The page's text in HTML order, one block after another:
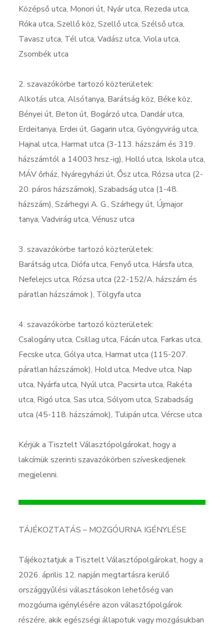
Középső utca, Monori út, Nyár utca, Rezeda utca,
Róka utca, Szellő köz, Szellő utca, Szélső utca,
Tavasz utca, Tél utca, Vadász utca, Viola utca,
Zsombék utca
2. szavazókörbe tartozó közterületek:
Alkotás utca, Alsótanya, Barátság köz, Béke köz,
Bényei út, Beton út, Bogárzó utca, Dandár utca,
Erdeitanya, Erdei út, Gagarin utca, Gyöngyvirág utca,
Hajnal utca, Harmat utca (3-113. házszám és 319.
házszámtól a 14003 hrsz.-ig), Holló utca, Iskola utca,
MÁV őrház, Nyáregyházi út, Ősz utca, Rózsa utca (2-
20. páros házszámok), Szabadság utca (1-48.
házszám), Szárhegyi A. G., Szárhegy út, Újmajor
tanya, Vadvirág utca, Vénusz utca
3. szavazókörbe tartozó közterületek:
Barátság utca, Diófa utca, Fenyő utca, Hársfa utca,
Nefelejcs utca, Rózsa utca (22-152/A. házszám és
páratlan házszámok ), Tölgyfa utca
4. szavazókörbe tartozó közterületek:
Csalogány utca, Csillag utca, Fácán utca, Farkas utca,
Fecske utca, Gólya utca, Harmat utca (115-207.
páratlan házszámok), Hold utca, Medve utca, Nap
utca, Nyárfa utca, Nyúl utca, Pacsirta utca, Rakéta
utca, Rigó utca, Sas utca, Sólyom utca, Szabadság
utca (45-118. házszámok), Tulipán utca, Vércse utca
Kérjük a Tisztelt Választópolgárokat, hogy a
lakcímük szerinti szavazókörben szíveskedjenek
megjelenni.
TÁJÉKOZTATÁS – MOZGÓURNA IGÉNYLÉSE
Tájékoztatjuk a Tisztelt Választópolgárokat, hogy a
2026. április 12. napján megtartásra kerülő
országgyűlési választásokon lehetőség van
mozgóurna igénylésére azon választópolgárok
részére, akik egészségi állapotuk vagy mozgásukban